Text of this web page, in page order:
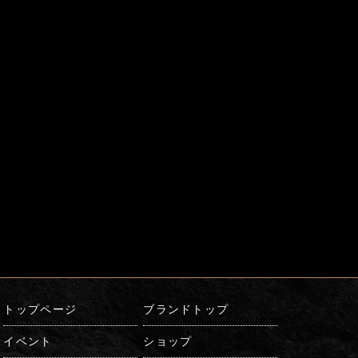
トップページ ブランドトップ
イベント ショップ